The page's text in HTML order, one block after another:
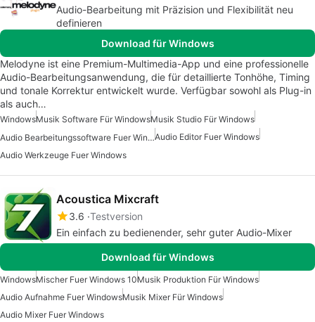
Audio-Bearbeitung mit Präzision und Flexibilität neu
definieren
Download für Windows
Melodyne ist eine Premium-Multimedia-App und eine professionelle
Audio-Bearbeitungsanwendung, die für detaillierte Tonhöhe, Timing
und tonale Korrektur entwickelt wurde. Verfügbar sowohl als Plug-in
als auch…
WindowsMusik Software Für WindowsMusik Studio Für Windows
Audio Bearbeitungssoftware Fuer Windows 7Audio Editor Fuer Windows
Audio Werkzeuge Fuer Windows
Acoustica Mixcraft
3.6 Testversion
Ein einfach zu bedienender, sehr guter Audio-Mixer
Download für Windows
WindowsMischer Fuer Windows 10Musik Produktion Für Windows
Audio Aufnahme Fuer WindowsMusik Mixer Für Windows
Audio Mixer Fuer Windows